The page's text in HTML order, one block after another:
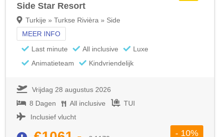
Side Star Resort
Turkije » Turkse Rivièra » Side
MEER INFO
Last minute
All inclusive
Luxe
Animatieteam
Kindvriendelijk
Vrijdag 28 augustus 2026
8 Dagen
All inclusive
TUI
Inclusief vlucht
- 10%